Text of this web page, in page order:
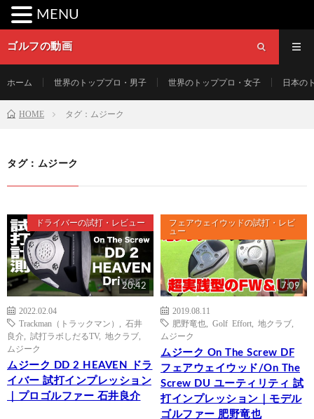
ゴルフの動画
ホーム 世界のトッププロ・男子 世界のトッププロ・女子 日本の
HOME タグ：ムジーク
タグ：ムジーク
ドライバーの試打・レビュー
20:42
2022.02.04
Trackman（トラックマン）
石井
良介
試打ラボしだるTV, 地クラブ
ムジーク
ムジーク DD 2 HEAVEN ドラ
イバー 試打インプレッション
｜プロゴルファー 石井良介
フェアウェイウッドの試打・レビ
ュー
7:09
2019.08.11
肥野竜也
Golf Effort 地クラブ
ムジーク
ムジーク On The Screw DF
フェアウェイウッド/On The
Screw DU ユーティリティ 試
打インプレッション｜モデル
ゴルファー 肥野竜也
MENU